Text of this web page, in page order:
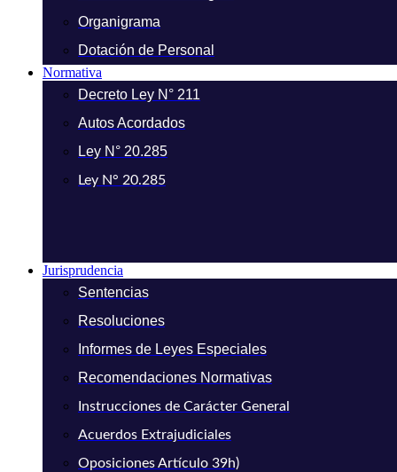
Organigrama
Dotación de Personal
Normativa
Decreto Ley N° 211
Autos Acordados
Ley N° 20.285
Ley N° 20.285
Jurisprudencia
Sentencias
Resoluciones
Informes de Leyes Especiales
Recomendaciones Normativas
Instrucciones de Carácter General
Acuerdos Extrajudiciales
Oposiciones Artículo 39h)